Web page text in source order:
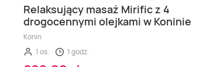
Relaksujący masaż Mirific z 4
drogocennymi olejkami w Koninie
Konin
1 os.
1 godz.